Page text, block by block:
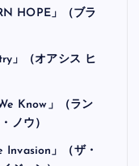
HOPE」（ブラ
」（オアシス ヒ
Know」（ラン
ノウ）
」（ザ・